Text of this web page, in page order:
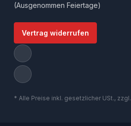
(Ausgenommen Feiertage)
Vertrag widerrufen
* Alle Preise inkl. gesetzlicher USt., zzgl.